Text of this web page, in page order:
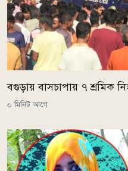
বগুড়ায় বাসচাপায় ৭ শ্রমিক
০ মিনিট আগে